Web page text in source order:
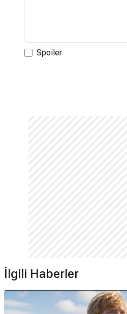
Spoiler
İlgili Haberler